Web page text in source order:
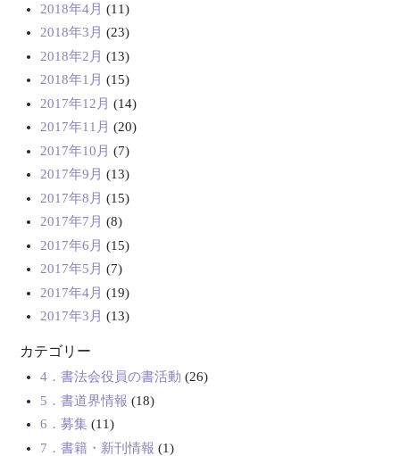
2018年4月 (11)
2018年3月 (23)
2018年2月 (13)
2018年1月 (15)
2017年12月 (14)
2017年11月 (20)
2017年10月 (7)
2017年9月 (13)
2017年8月 (15)
2017年7月 (8)
2017年6月 (15)
2017年5月 (7)
2017年4月 (19)
2017年3月 (13)
カテゴリー
4．書法会役員の書活動 (26)
5．書道界情報 (18)
6．募集(11)
7．書籍・新刊情報 (1)